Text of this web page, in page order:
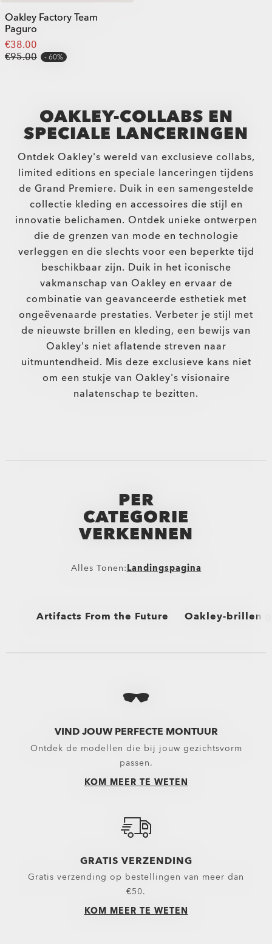
Oakley Factory Team
Paguro
€38.00
€95.00
60%
OAKLEY-COLLABS EN
SPECIALE LANCERINGEN
Ontdek Oakley's wereld van exclusieve collabs,
limited editions en speciale lanceringen tijdens
de Grand Premiere. Duik in een samengestelde
collectie kleding en accessoires die stijl en
innovatie belichamen. Ontdek unieke ontwerpen
die de grenzen van mode en technologie
verleggen en die slechts voor een beperkte tijd
beschikbaar zijn. Duik in het iconische
vakmanschap van Oakley en ervaar de
combinatie van geavanceerde esthetiek met
ongeëvenaarde prestaties. Verbeter je stijl met
de nieuwste brillen en kleding, een bewijs van
Oakley's niet aflatende streven naar
uitmuntendheid. Mis deze exclusieve kans niet
om een stukje van Oakley's visionaire
nalatenschap te bezitten.
PER
CATEGORIE
VERKENNEN
Alles Tonen:Landingspagina
Artifacts From the Future Oakley-brillen
Oakley-brillen
VIND JOUW PERFECTE MONTUUR
Ontdek de modellen die bij jouw gezichtsvorm
passen.
KOM MEER TE WETEN
GRATIS VERZENDING
Gratis verzending op bestellingen van meer dan
€50.
KOM MEER TE WETEN